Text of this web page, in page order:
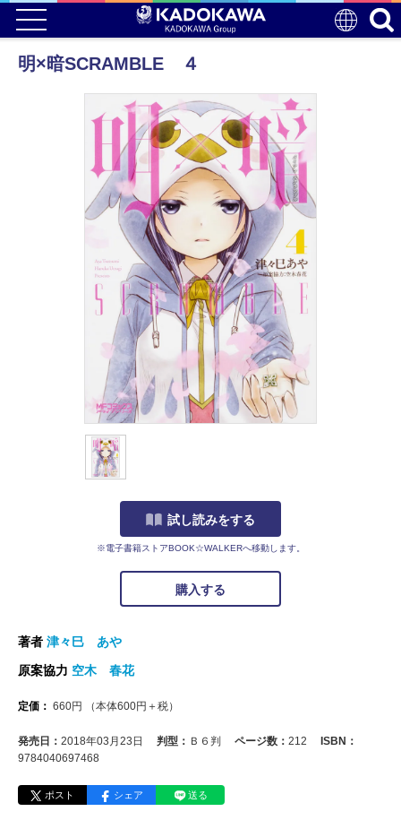
明×暗SCRAMBLE ４
試し読みをする
※電子書籍ストアBOOK☆WALKERへ移動します。
購入する
著者 津々巳 あや
原案協力 空木 春花
定価： 660円 （本体600円＋税）
発売日： 2018年03月23日 判型： Ｂ６判 ページ数： 212
ISBN：
9784040697468
ポスト シェア 送る